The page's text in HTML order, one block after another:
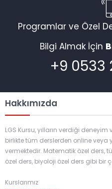
Programlar ve Özel
Bilgi Almak İçin
+9 0533
Hakkımızda
LGS Kursu, yılların verdiği
birlikte tüm derslerden online veya
vermektedir. Matematik özel ders,
özel ders, biyoloji özel ders gibi bir
Kurslarımız